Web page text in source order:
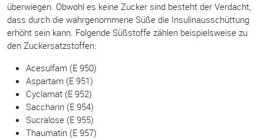
überwiegen. Obwohl es keine Zucker sind besteht der Verdacht,
dass durch die wahrgenommene Süße die Insulinausschüttung
erhöht sein kann. Folgende Süßstoffe zählen beispielsweise zu
den Zuckersatzstoffen:
Acesulfam (E 950)
Aspartam (E 951)
Cyclamat (E 952)
Saccharin (E 954)
Sucralose (E 955)
Thaumatin (E 957)